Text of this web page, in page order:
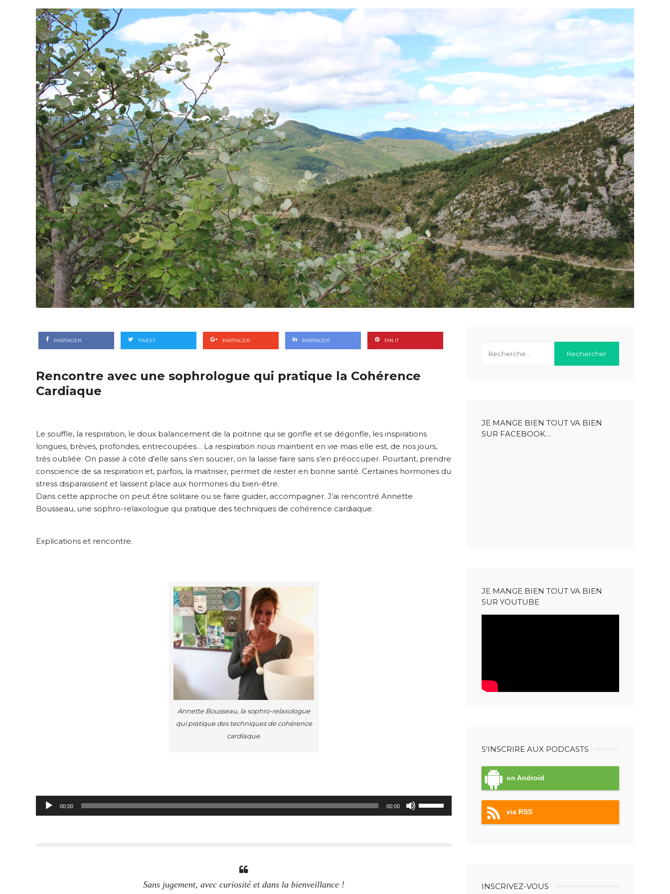
PARTAGER TWEET PARTAGER PARTAGER PIN IT
Rencontre avec une sophrologue qui pratique la Cohérence
Cardiaque
Le souffle, la respiration, le doux balancement de la poitrine qui se gonfle et se dégonfle, les inspirations
longues, brèves, profondes, entrecoupées… La respiration nous maintient en vie mais elle est, de nos jours,
très oubliée. On passe à côté d’elle sans s’en soucier, on la laisse faire sans s’en préoccuper. Pourtant, prendre
conscience de sa respiration et, parfois, la maitriser, permet de rester en bonne santé. Certaines hormones du
stress disparaissent et laissent place aux hormones du bien-être.
Dans cette approche on peut être solitaire ou se faire guider, accompagner. J’ai rencontré Annette
Bousseau, une sophro-relaxologue qui pratique des techniques de cohérence cardiaque.
Explications et rencontre.
Annette Bousseau, la sophro-relaxologue
qui pratique des techniques de cohérence
cardiaque.
audio
00:00 00:00
les
Sans jugement, avec curiosité et dans la bienveillance !
JE MANGE BIEN TOUT VA BIEN
SUR FACEBOOK…
JE MANGE BIEN TOUT VA BIEN
SUR YOUTUBE
S'INSCRIRE AUX PODCASTS
on Android
via RSS
INSCRIVEZ-VOUS